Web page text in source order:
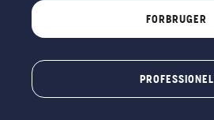
FORBRUGER
PROFESSIONEL